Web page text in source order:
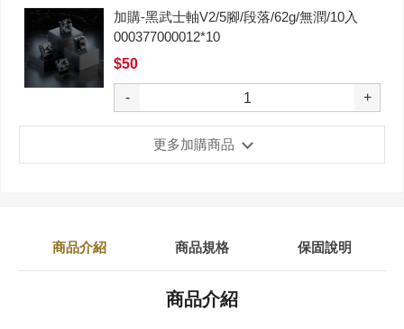
加購-黑武士軸V2/5腳/段落/62g/無潤/10入
000377000012*10
$50
- +
更多加購商品
商品介紹 商品規格 保固說明
商品介紹